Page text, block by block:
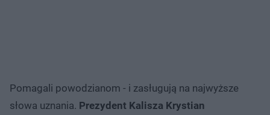
Pomagali powodzianom - i zasługują na najwyższe
słowa uznania. Prezydent Kalisza Krystian